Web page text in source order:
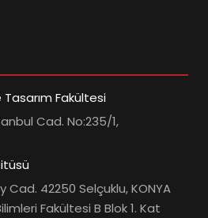
Tasarım Fakültesi
Cad. No:235/1,
Cad. 42250 Selçuklu, KONYA
Fakültesi B Blok 1. Kat